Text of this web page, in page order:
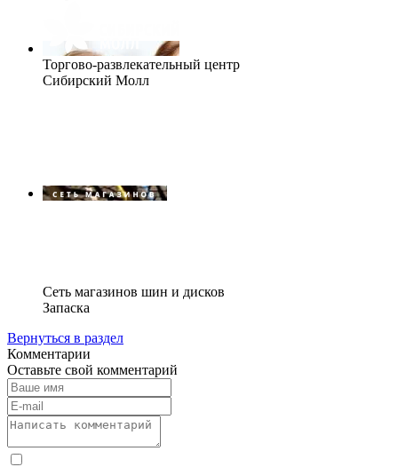
Торгово-развлекательный центр
Сибирский Молл
Сеть магазинов шин и дисков
Запаска
Вернуться в раздел
Комментарии
Оставьте свой комментарий